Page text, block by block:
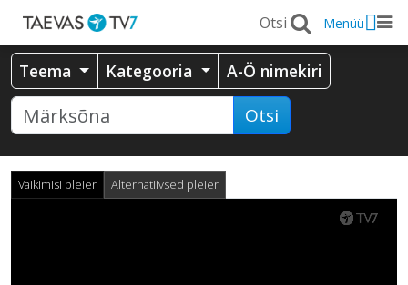
Menüü
Teema Kategooria A-Ö nimekiri
Otsi
Vaikimisi pleier Alternatiivsed pleier